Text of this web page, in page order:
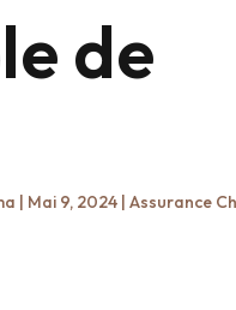
de
| Mai 9, 2024| Assurance